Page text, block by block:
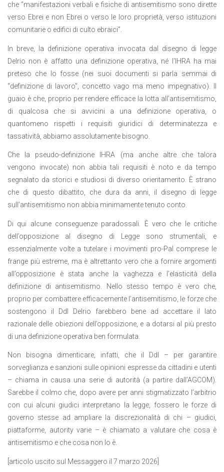
che “manifestazioni verbali e fisiche di antisemitismo sono dirette
verso Ebrei e non Ebrei o verso le loro proprietà, verso istituzioni
comunitarie o edifici di culto ebraici”.
In breve, la definizione operativa invocata dal disegno di legge
Delrio non è affatto una definizione operativa, né l’IHRA ha mai
preteso che lo fosse (nei suoi documenti si parla semmai di
“definizione di lavoro”, concetto vago ma meno impegnativo). Il
guaio è che, proprio per rendere efficace la lotta all’antisemitismo,
di qualcosa che si avvicini a una definizione operativa, o
quantomeno rispetti i requisiti giuridici di determinatezza e
tassatività, abbiamo assolutamente bisogno.
Che la pseudo-definizione IHRA (ma anche altre che talora
vengono invocate) non abbia tali requisiti è noto e da tempo
segnalato da storici e studiosi di diverso orientamento. È strano
che di questo dibattito, che dura da anni, il disegno di legge
sull’antisemitismo non abbia minimamente tenuto conto.
Di qui alcune conseguenze paradossali. È vero che le critiche
dell’opposizione al disegno di Legge sono strumentali, e
essenzialmente volte a tutelare i movimenti pro-Pal comprese le
frange più estreme, ma è altrettanto vero che a fornire argomenti
all’opposizione è stata anche la vaghezza e l’elasticità della
definizione di antisemitismo. Nello stesso tempo è vero che,
proprio per combattere efficacemente l’antisemitismo, le forze che
sostengono il Ddl Delrio farebbero bene ad accettare il lato
razionale delle obiezioni dell’opposizione, e a dotarsi al più presto
di una definizione operativa ben formulata.
Non bisogna dimenticare, infatti, che il Ddl – per garantire
sorveglianza e sanzioni sulle opinioni espresse da cittadini e utenti
– chiama in causa una serie di autorità (a partire dall’AGCOM).
Sarebbe il colmo che, dopo avere per anni stigmatizzato l’arbitrio
con cui alcuni giudici interpretano la legge, fossero le forze di
governo stesse ad ampliare la discrezionalità di chi – giudici,
piattaforme, autority varie – è chiamato a valutare che cosa è
antisemitismo e che cosa non lo è.
[articolo uscito sul Messaggero il 7 marzo 2026]